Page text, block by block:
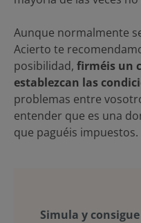
Aunque normalmente
Acierto te
posibilidad, firméis un
establezcan las
problemas entre
entender que es una
que paguéis impuestos.
Simula y